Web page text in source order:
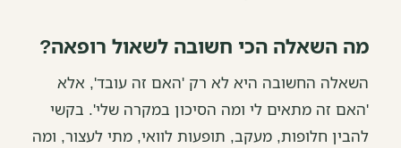
מה השאלה הכי חשובה לשאול רופאה?
השאלה החשובה היא לא רק 'האם זה עובד', אלא
'האם זה מתאים לי ומה הסיכון במקרה שלי'. בקשי
להבין חלופות, מעקב, תופעות לוואי, מתי לעצור, ומה